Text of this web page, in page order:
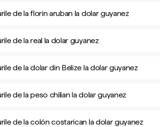
de la florin aruban la dolar guyanez
de la real la dolar guyanez
de la dolar din Belize la dolar guyanez
de la peso chilian la dolar guyanez
de la colón costarican la dolar guyanez